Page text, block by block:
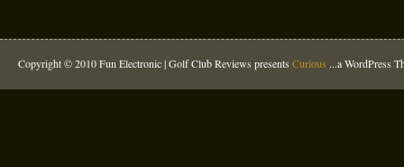
Copyright © 2010 Fun Electronic |Golf Club Reviews presents Curious ...a WordPress